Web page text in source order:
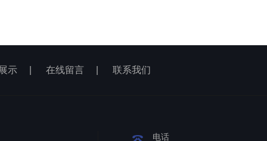
示 在线留言 联系我们
电话